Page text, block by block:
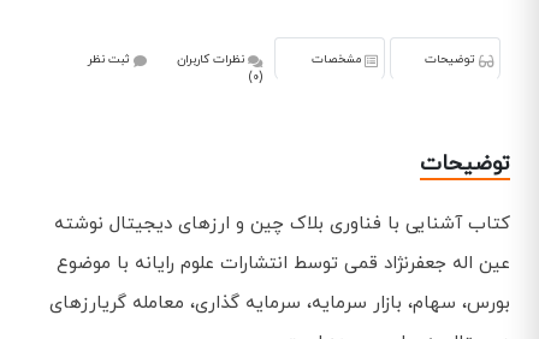
توضیحات مشخصات
نظرات کاربران
(0)
ثبت نظر
توضیحات
کتاب آشنایی با فناوری بلاک چین و ارزهای دیجیتال نوشته
عین اله جعفرنژاد قمی توسط انتشارات علوم رایانه با موضوع
بورس، سهام، بازار سرمایه، سرمایه گذاری، معامله گریارزهای